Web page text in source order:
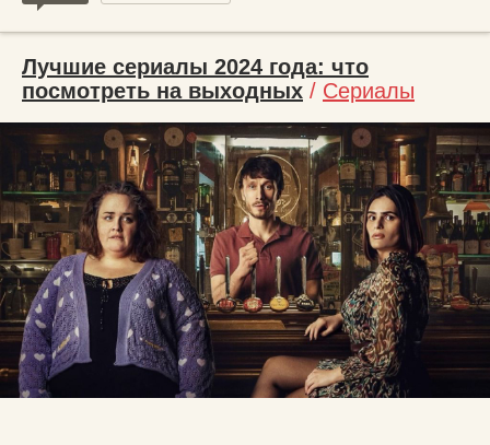
Лучшие сериалы 2024 года: что
посмотреть на выходных / Сериалы